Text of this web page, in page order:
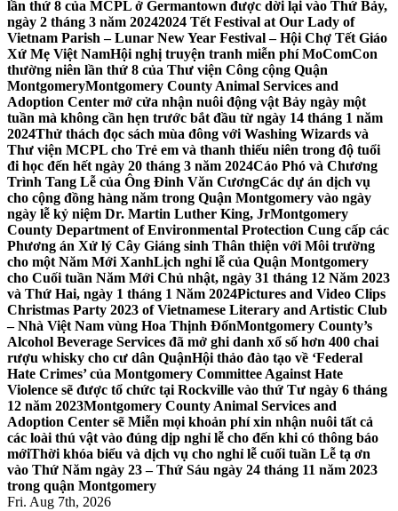
lần thứ 8 của MCPL ở Germantown được dời lại vào Thứ Bảy,
ngày 2 tháng 3 năm 20242024 Tết Festival at Our Lady of
Vietnam Parish – Lunar New Year Festival – Hội Chợ Tết Giáo
Xứ Mẹ Việt NamHội nghị truyện tranh miễn phí MoComCon
thường niên lần thứ 8 của Thư viện Công cộng Quận
MontgomeryMontgomery County Animal Services and
Adoption Center mở cửa nhận nuôi động vật Bảy ngày một
tuần mà không cần hẹn trước bắt đầu từ ngày 14 tháng 1 năm
2024Thử thách đọc sách mùa đông với Washing Wizards và
Thư viện MCPL cho Trẻ em và thanh thiếu niên trong độ tuổi
đi học đến hết ngày 20 tháng 3 năm 2024Cáo Phó và Chương
Trình Tang Lễ của Ông Đinh Văn CươngCác dự án dịch vụ
cho cộng đồng hàng năm trong Quận Montgomery vào ngày
ngày lễ kỷ niệm Dr. Martin Luther King, JrMontgomery
County Department of Environmental Protection Cung cấp các
Phương án Xử lý Cây Giáng sinh Thân thiện với Môi trường
cho một Năm Mới XanhLịch nghỉ lễ của Quận Montgomery
cho Cuối tuần Năm Mới Chủ nhật, ngày 31 tháng 12 Năm 2023
và Thứ Hai, ngày 1 tháng 1 Năm 2024Pictures and Video Clips
Christmas Party 2023 of Vietnamese Literary and Artistic Club
– Nhà Việt Nam vùng Hoa Thịnh ĐốnMontgomery County’s
Alcohol Beverage Services đã mở ghi danh xổ số hơn 400 chai
rượu whisky cho cư dân QuậnHội thảo đào tạo về ‘Federal
Hate Crimes’ của Montgomery Committee Against Hate
Violence sẽ được tổ chức tại Rockville vào thứ Tư ngày 6 tháng
12 năm 2023Montgomery County Animal Services and
Adoption Center sẽ Miễn mọi khoản phí xin nhận nuôi tất cả
các loài thú vật vào đúng dịp nghỉ lễ cho đến khi có thông báo
mớiThời khóa biểu và dịch vụ cho nghỉ lễ cuối tuần Lễ tạ ơn
vào Thứ Năm ngày 23 – Thứ Sáu ngày 24 tháng 11 năm 2023
trong quận Montgomery
Fri. Aug 7th, 2026